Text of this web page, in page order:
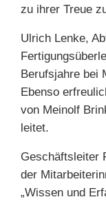
zu ihrer Treue
Ulrich Lenke,
Berufsjahre bei
Ebenso
von Meinolf
leitet.
Geschäftsleiter
der
„Wissen und